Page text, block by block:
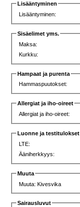
Lisääntyminen
Lisääntyminen:
Sisäelimet yms.
Maksa:
Kurkku:
Hampaat ja purenta
Hammaspuutokset:
Allergiat ja iho-oireet
Allergiat ja iho-oireet:
Luonne ja testitulokset
LTE:
Ääniherkkyys:
Muuta
Muuta: Kivesvika
Sairausluvut